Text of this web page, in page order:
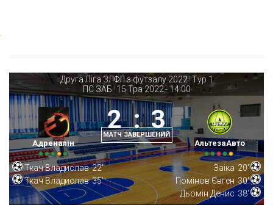
Друга Ліга ЗЛФЛ з футзалу 2022 | Тур 1
ПС ЗАБ | 15 Тра 2022- 14:00
Адреналін
2 : 3
МАТЧ ЗАВЕРШЕНИЙ
АльтезаАвто
Ткач Владислав 22'
Ткач Владислав 35'
Заіка 20'
Помінов Євген 30'
Дьомін Денис 38'